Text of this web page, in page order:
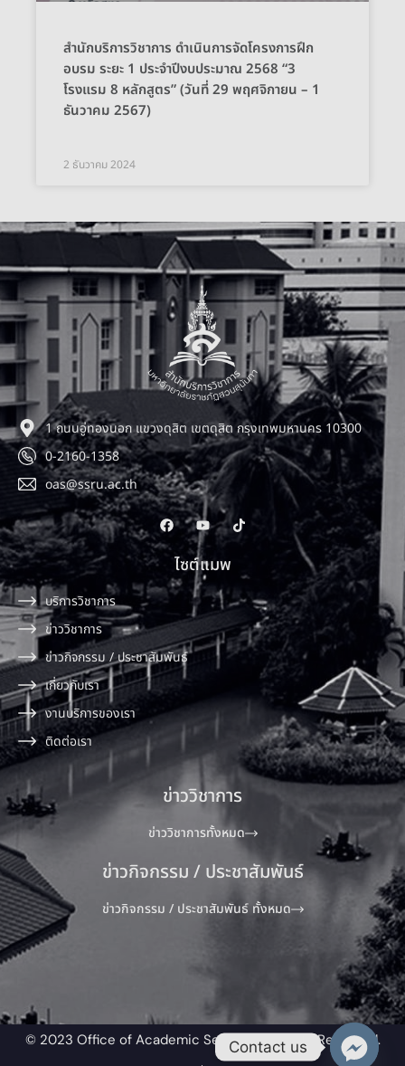
สำนักบริการวิชาการ ดำเนินการจัดโครงการฝึก
อบรม ระยะ 1 ประจำปีงบประมาณ 2568 “3
โรงแรม 8 หลักสูตร” (วันที่ 29 พฤศจิกายน – 1
ธันวาคม 2567)
2 ธันวาคม 2024
1 ถนนอู่ทองนอก แขวงดุสิต เขตดุสิต กรุงเทพมหานคร 10300
0-2160-1358
oas@ssru.ac.th
ไซต์แมพ
บริการวิชาการ
ข่าววิชาการ
ข่าวกิจกรรม / ประชาสัมพันธ์
เกี่ยวกับเรา
งานบริการของเรา
ติดต่อเรา
ข่าววิชาการ
ข่าววิชาการทั้งหมด
ข่าวกิจกรรม / ประชาสัมพันธ์
ข่าวกิจกรรม / ประชาสัมพันธ์ ทั้งหมด
© 2023 Office of Academic Service All Rights Reserved.​
Contact us